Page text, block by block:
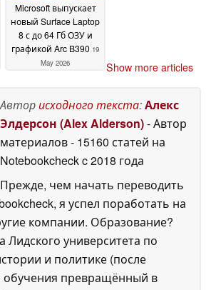
Microsoft выпускает
новый Surface Laptop
8 с до 64 Гб ОЗУ и
графикой Arc B390 19
May 2026
Show more articles
Авторисходного текста:Алекс
Элдерсон (Alex Alderson)- Автор
материалов- 15160 статей на
Notebookcheckc 2018 года
Прежде, чем начать переводить
я успел поработать на
компании. Образование?
Лидского университета по
и политике (после
обучения превращённый в